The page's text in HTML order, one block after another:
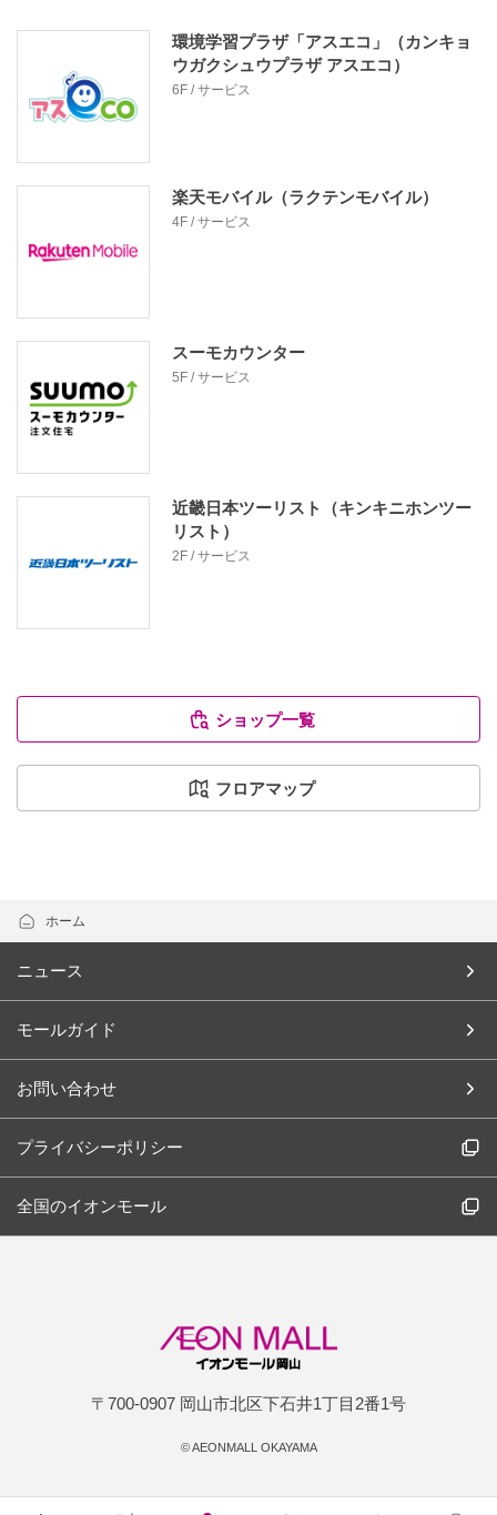
環境学習プラザ「アスエコ」（カンキョ
ウガクシュウプラザ アスエコ）
6F / サービス
楽天モバイル（ラクテンモバイル）
4F / サービス
スーモカウンター
5F / サービス
近畿日本ツーリスト（キンキニホンツー
リスト）
2F / サービス
ショップ一覧
フロアマップ
ホーム
ニュース
モールガイド
お問い合わせ
プライバシーポリシー
全国のイオンモール
〒700-0907 岡山市北区下石井1丁目2番1号
©AEONMALL OKAYAMA